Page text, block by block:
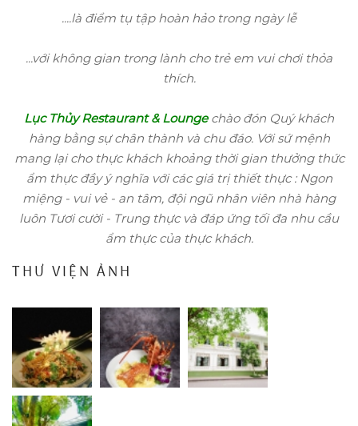
....là điểm tụ tập hoàn hảo trong ngày lễ
...với không gian trong lành cho trẻ em vui chơi thỏa
thích.
Lục Thủy Restaurant & Lounge chào đón Quý khách
hàng bằng sự chân thành và chu đáo. Với sứ mệnh
mang lại cho thực khách khoảng thời gian thưởng thức
ẩm thực đầy ý nghĩa với các giá trị thiết thực : Ngon
miệng - vui vẻ - an tâm, đội ngũ nhân viên nhà hàng
luôn Tươi cười - Trung thực và đáp ứng tối đa nhu cầu
ẩm thực của thực khách.
THƯ VIỆN ẢNH